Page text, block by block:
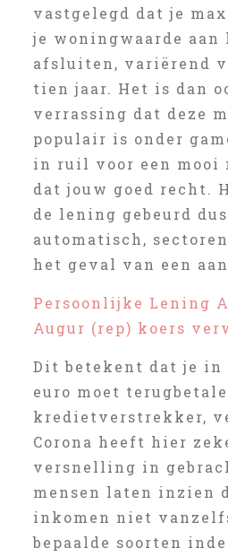
vastgelegd dat je
je woningwaarde aan
afsluiten, variërend
tien jaar. Het is dan
verrassing dat deze
populair is onder
in ruil voor een mooi
dat jouw goed recht.
de lening gebeurd
automatisch,
het geval van een
Persoonlijke Lening
Augur (rep) koers
Dit betekent dat je in
euro moet
kredietverstrekker,
Corona heeft hier
versnelling in
mensen laten inzien
inkomen niet
bepaalde soorten